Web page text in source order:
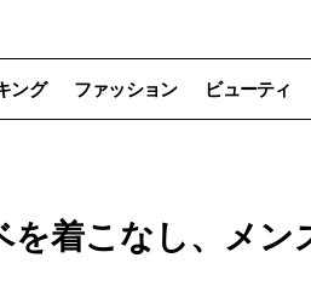
ング ファッション ビューティ
を着こなし、メン